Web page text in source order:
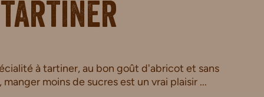
tartiner
à tartiner, au bon goût d'abricot et sans
moins de sucres est un vrai plaisir ...